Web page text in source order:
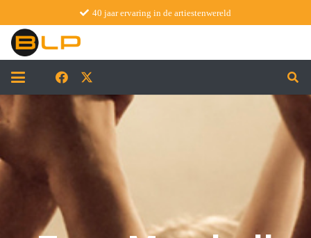
40 jaar ervaring in de artiestenwereld